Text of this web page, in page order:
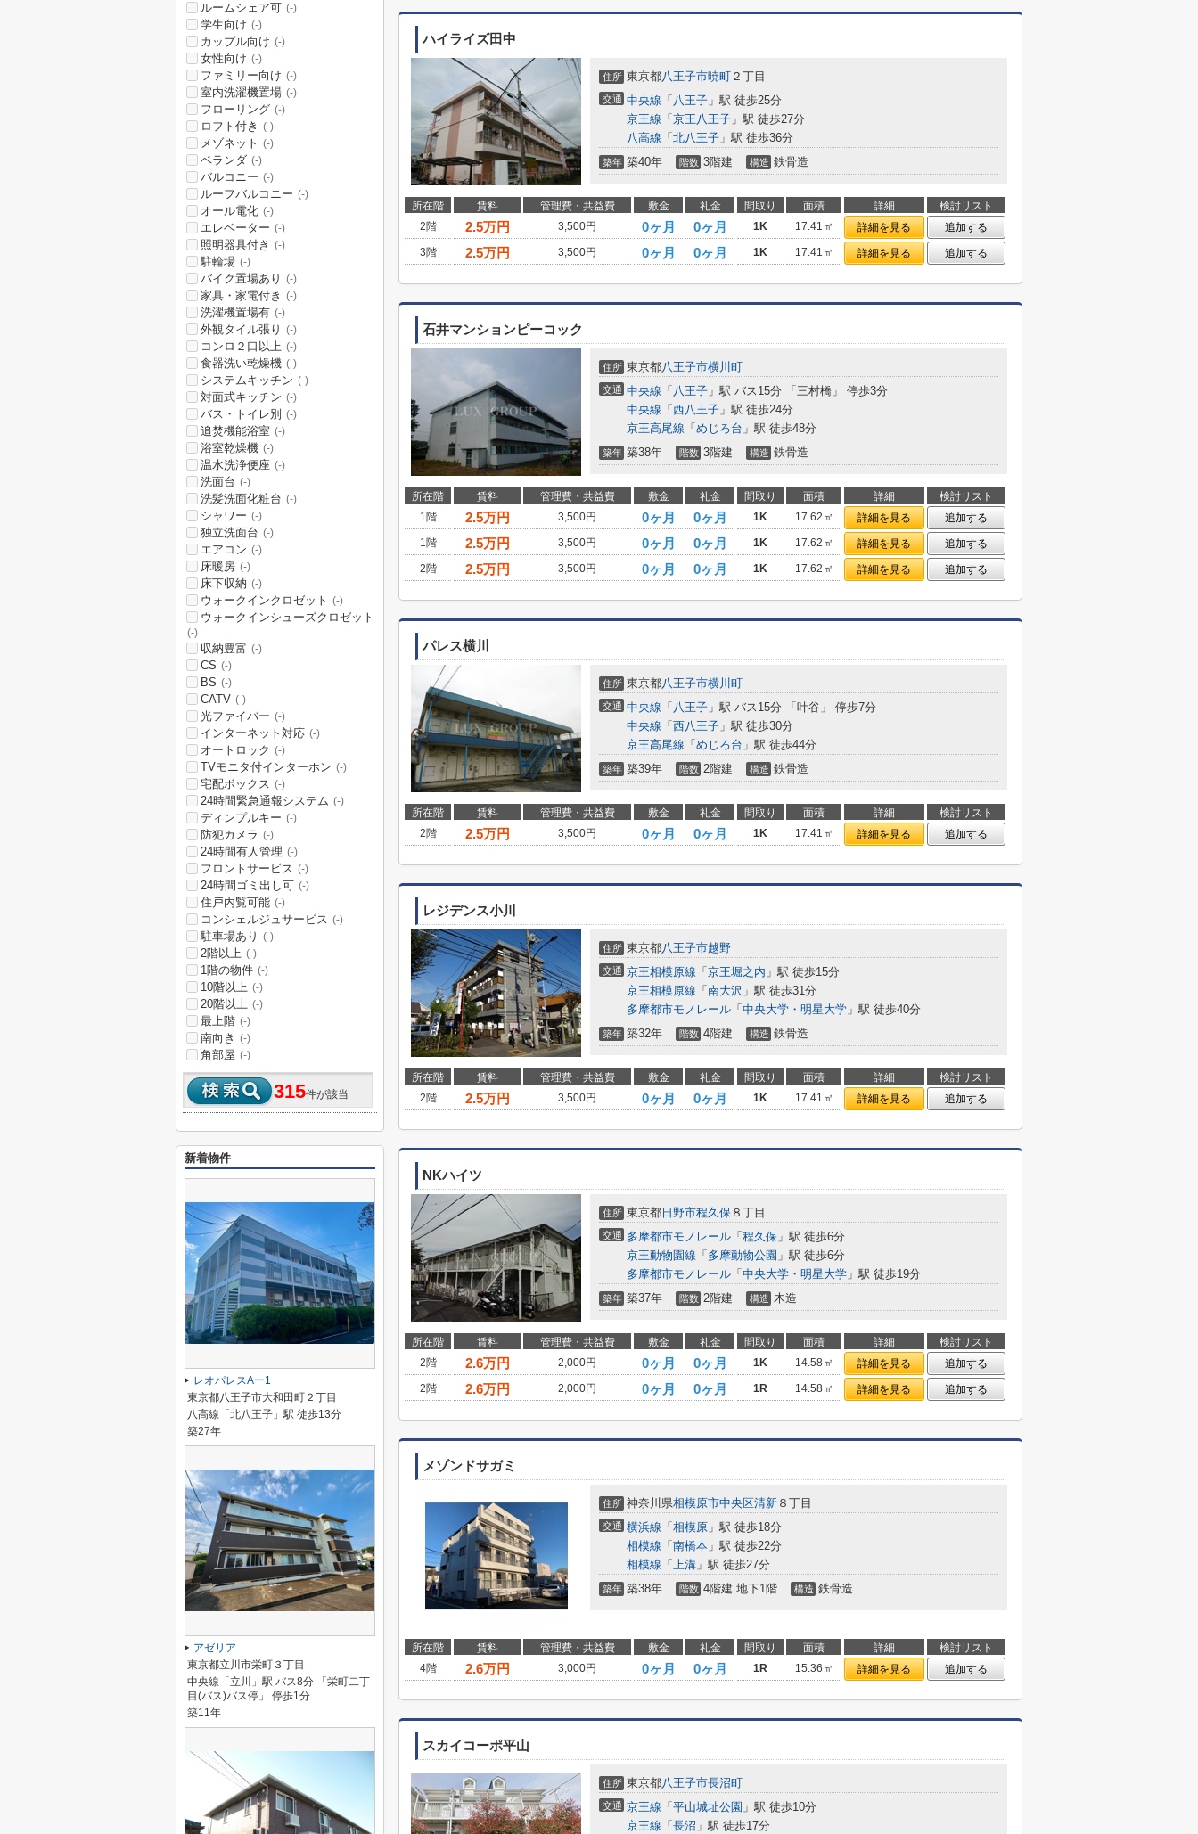
ハイライズ田中
住所 東京都八王子市暁町 ２丁目
交通 中央線 「 八王子 」駅 徒歩25分
京王線 「 京王八王子 」駅 徒歩27分
八高線 「 北八王子 」駅 徒歩36分
築年 築40年 階数 3階建 構造 鉄骨造
所在階 賃料 管理費・共益費 敷金 礼金 間取り 面積 詳細
検討リスト
2階
2.5万円 3,500円 0ヶ月 0ヶ月 1K 17.41㎡ 詳細を見る
追加する
3階
2.5万円 3,500円 0ヶ月 0ヶ月 1K 17.41㎡ 詳細を見る 追加する
石井マンションピーコック
住所 東京都八王子市横川町
交通 中央線 「 八王子 」駅 バス15分 「三村橋」 停歩3分
中央線 「 西八王子 」駅 徒歩24分
京王高尾線 「 めじろ台 」駅 徒歩48分
築年 築38年 階数 3階建 構造 鉄骨造
所在階 賃料 管理費・共益費 敷金 礼金 間取り 面積 詳細
検討リスト
1階
2.5万円 3,500円 0ヶ月 0ヶ月 1K 17.62㎡ 詳細を見る
追加する
1階
2.5万円 3,500円 0ヶ月 0ヶ月 1K 17.62㎡ 詳細を見る
追加する
2階
2.5万円 3,500円 0ヶ月 0ヶ月 1K 17.62㎡ 詳細を見る 追加する
パレス横川
住所 東京都八王子市横川町
交通 中央線 「 八王子 」駅 バス15分 「叶谷」 停歩7分
中央線 「 西八王子 」駅 徒歩30分
京王高尾線 「 めじろ台 」駅 徒歩44分
築年 築39年 階数 2階建 構造 鉄骨造
所在階 賃料 管理費・共益費 敷金 礼金 間取り 面積 詳細
検討リスト
2階
2.5万円 3,500円 0ヶ月 0ヶ月 1K 17.41㎡ 詳細を見る 追加する
レジデンス小川
住所 東京都八王子市越野
交通 京王相模原線 「 京王堀之内 」駅 徒歩15分
京王相模原線 「 南大沢 」駅 徒歩31分
多摩都市モノレール 「 中央大学・明星大学 」駅 徒歩40分
築年 築32年 階数 4階建 構造 鉄骨造
所在階 賃料 管理費・共益費 敷金 礼金 間取り 面積 詳細
検討リスト
2階
2.5万円 3,500円 0ヶ月 0ヶ月 1K 17.41㎡ 詳細を見る 追加する
NKハイツ
住所 東京都 日野市程久保 ８丁目
交通 多摩都市モノレール 「 程久保 」駅 徒歩6分
京王動物園線 「 多摩動物公園 」駅 徒歩6分
多摩都市モノレール 「 中央大学・明星大学 」駅 徒歩19分
築年 築37年 階数 2階建 構造 木造
所在階 賃料 管理費・共益費 敷金 礼金 間取り 面積 詳細
検討リスト
2階
2.6万円 2,000円 0ヶ月 0ヶ月 1K 14.58㎡ 詳細を見る
追加する
2階
2.6万円 2,000円 0ヶ月 0ヶ月 1R 14.58㎡ 詳細を見る 追加する
メゾンドサガミ
住所 神奈川県相模原市中央区清新 ８丁目
交通 横浜線 「 相模原 」駅 徒歩18分
相模線 「 南橋本 」駅 徒歩22分
相模線 「 上溝 」駅 徒歩27分
築年 築38年 階数 4階建 地下1階 構造 鉄骨造
所在階 賃料 管理費・共益費 敷金 礼金 間取り 面積 詳細
検討リスト
4階
2.6万円 3,000円 0ヶ月 0ヶ月 1R 15.36㎡ 詳細を見る 追加する
スカイコーポ平山
住所 東京都八王子市長沼町
交通 京王線 「 平山城址公園 」駅 徒歩10分
京王線 「 長沼 」駅 徒歩17分
ルームシェア可 (-)
学生向け (-)
カップル向け (-)
女性向け (-)
ファミリー向け (-)
室内洗濯機置場 (-)
フローリング (-)
ロフト付き (-)
メゾネット (-)
ベランダ (-)
バルコニー (-)
ルーフバルコニー (-)
オール電化 (-)
エレベーター (-)
照明器具付き (-)
駐輪場 (-)
バイク置場あり (-)
家具・家電付き (-)
洗濯機置場有 (-)
外観タイル張り (-)
コンロ２口以上 (-)
食器洗い乾燥機 (-)
システムキッチン (-)
対面式キッチン (-)
バス・トイレ別 (-)
追焚機能浴室 (-)
浴室乾燥機 (-)
温水洗浄便座 (-)
洗面台 (-)
洗髪洗面化粧台 (-)
シャワー (-)
独立洗面台 (-)
エアコン (-)
床暖房 (-)
床下収納 (-)
ウォークインクロゼット (-)
ウォークインシューズクロゼット
(-)
収納豊富 (-)
CS (-)
BS (-)
CATV (-)
光ファイバー (-)
インターネット対応 (-)
オートロック (-)
TVモニタ付インターホン (-)
宅配ボックス (-)
24時間緊急通報システム (-)
ディンプルキー (-)
防犯カメラ (-)
24時間有人管理 (-)
フロントサービス (-)
24時間ゴミ出し可 (-)
住戸内覧可能 (-)
コンシェルジュサービス (-)
駐車場あり (-)
2階以上 (-)
1階の物件 (-)
10階以上 (-)
20階以上 (-)
最上階 (-)
南向き (-)
角部屋 (-)
315件が該当
新着物件
レオパレスAー1
東京都八王子市大和田町２丁目
八高線「北八王子」駅 徒歩13分
築27年
アゼリア
東京都立川市栄町３丁目
中央線「立川」駅 バス8分 「栄町二丁
目(バス)バス停」 停歩1分
築11年